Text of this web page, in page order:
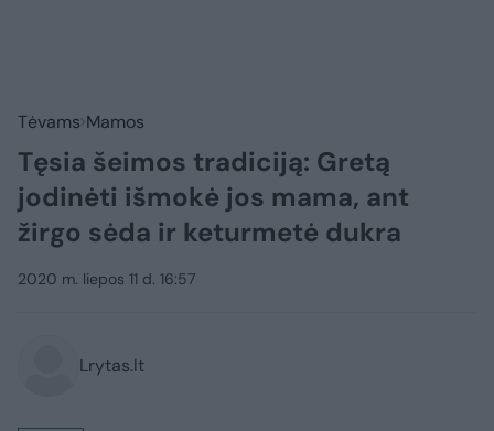
Tėvams Mamos
Tęsia šeimos tradiciją: Gretą
jodinėti išmokė jos mama, ant
žirgo sėda ir keturmetė dukra
2020 m. liepos 11 d. 16:57
Lrytas.lt